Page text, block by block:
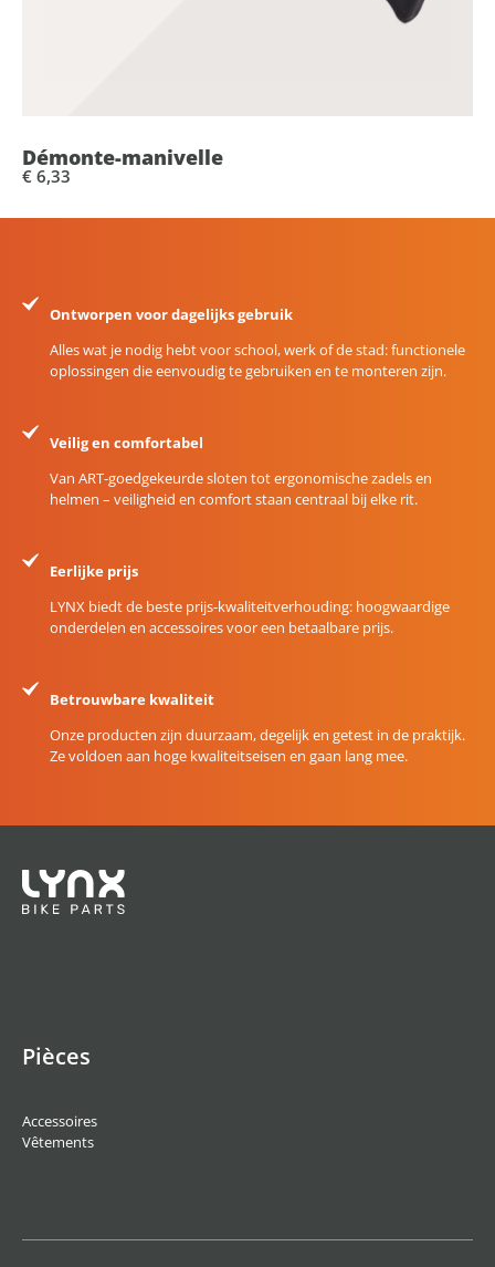
Démonte-manivelle
€ 6,33
Ontworpen voor dagelijks gebruik
Alles wat je nodig hebt voor school, werk of de stad: functionele
oplossingen die eenvoudig te gebruiken en te monteren zijn.
Veilig en comfortabel
Van ART-goedgekeurde sloten tot ergonomische zadels en
helmen – veiligheid en comfort staan centraal bij elke rit.
Eerlijke prijs
LYNX biedt de beste prijs-kwaliteitverhouding: hoogwaardige
onderdelen en accessoires voor een betaalbare prijs.
Betrouwbare kwaliteit
Onze producten zijn duurzaam, degelijk en getest in de praktijk.
Ze voldoen aan hoge kwaliteitseisen en gaan lang mee.
Pièces
Accessoires
Vêtements